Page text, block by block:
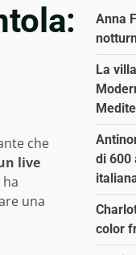
che
live
ha
una
Anna
La
di 600
color